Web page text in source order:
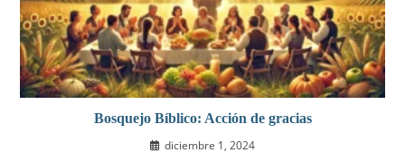
Bosquejo Bíblico: Acción de gracias
diciembre 1, 2024